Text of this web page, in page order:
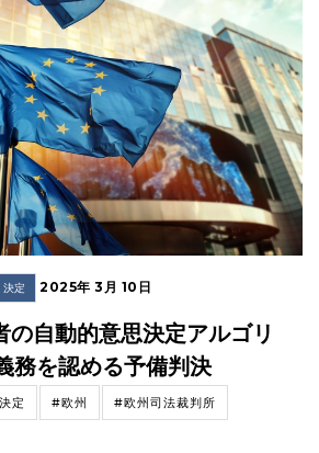
定 2025年 3月 10日
自動的意思決定アルゴリ
務を認める予備判決
定 #欧州 #欧州司法裁判所